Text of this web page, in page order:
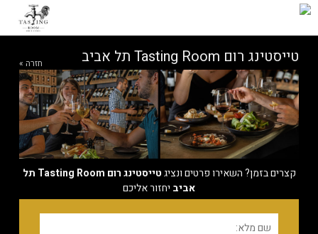
חזרה » טייסטינג רום Tasting Room תל אביב
קצרים בזמן? השאירו פרטים ונציג
טייסטינג רום Tasting Room תל
אביב יחזור אליכם